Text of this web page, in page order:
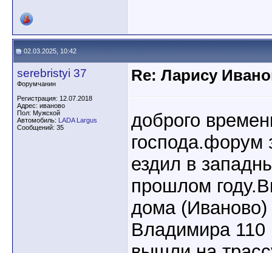
02.03.2025, 10:42
serebristyi 37
Форумчанин
Регистрация: 12.07.2018
Адрес: иваново
Пол: Мужской
Автомобиль: LADA Largus
Сообщений: 35
Re: Ларису
доброго
господа.форум
ездил в
прошлом
дома (Иваново)
Владимира 110